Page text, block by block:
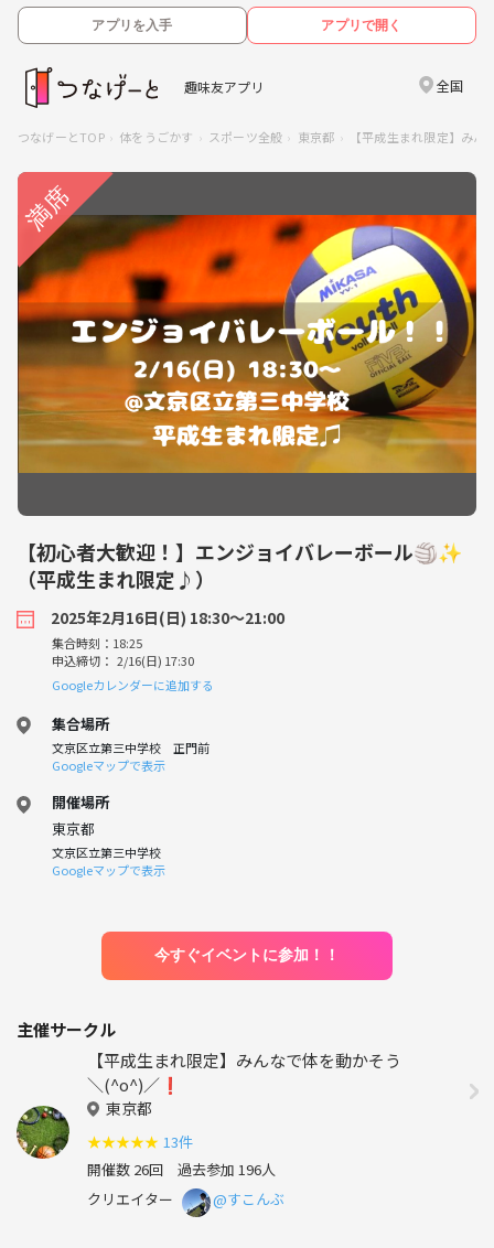
アプリを入手 アプリで開く
趣味友アプリ 全国
つなげーとTOP 体をうごかす スポーツ全般 東京都 【平成生まれ限定】み
【初心者大歓迎！】エンジョイバレーボール🏐✨
（平成生まれ限定♪）
2025年2月16日(日) 18:30〜21:00
集合時刻：18:25
申込締切： 2/16(日) 17:30
Googleカレンダーに追加する
集合場所
文京区立第三中学校 正門前
Googleマップで表示
開催場所
東京都
文京区立第三中学校
Googleマップで表示
今すぐイベントに参加！！
主催サークル
【平成生まれ限定】みんなで体を動かそう
＼(^o^)／❗️
東京都
★★★★★ 13件
開催数 26回 過去参加 196人
クリエイター
@すこんぶ